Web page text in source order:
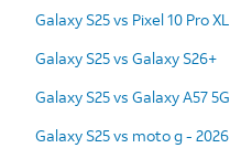
Galaxy S25 vs Pixel 10 Pro XL
Galaxy S25 vs Galaxy S26+
Galaxy S25 vs Galaxy A57 5G
Galaxy S25 vs moto g - 2026